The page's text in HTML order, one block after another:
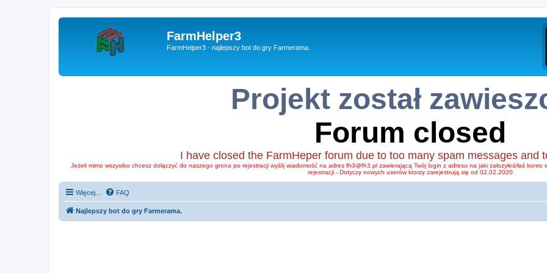
FarmHelper3
FarmHelper3 - najlepszy bot do gry Farmerama.
Projekt został
Forum closed
I have closed the FarmHeper forum due to too many spam messages and
Jeżeli mimo wszystko chcesz dołączyć do naszego grona po rejestracji wyślij wiadomość na adres fh3@fh3.pl zawierającą Twój login z adresu na jaki założyłeś/łaś
rejestracji - Dotyczy nowych userów ktorzy zarejestrują się od 02.02.2020
Więcej… FAQ
Najlepszy bot do gry Farmerama.